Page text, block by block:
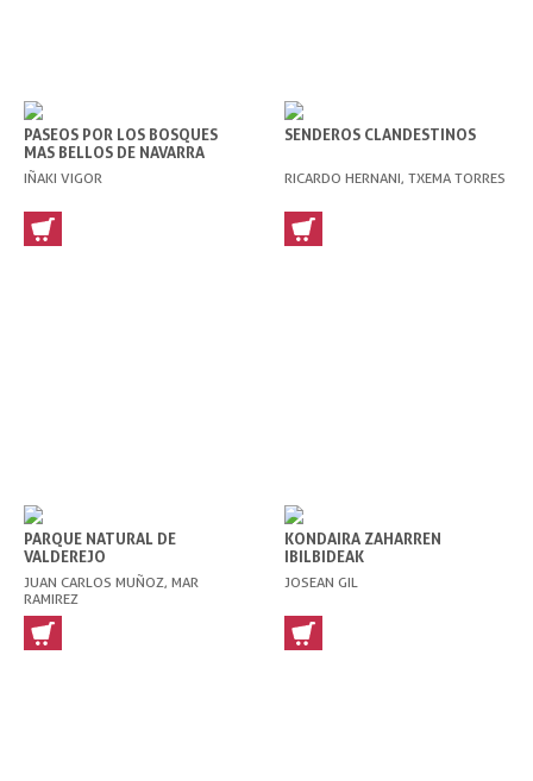
PASEOS POR LOS BOSQUES
MAS BELLOS DE NAVARRA
IÑAKI VIGOR
SENDEROS CLANDESTINOS
RICARDO HERNANI, TXEMA TORRES
PARQUE NATURAL DE
VALDEREJO
JUAN CARLOS MUÑOZ, MAR
RAMIREZ
KONDAIRA ZAHARREN
IBILBIDEAK
JOSEAN GIL